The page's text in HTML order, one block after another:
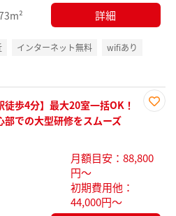
詳細
インターネット無料
wifiあり
録
徒歩4分】最大20室一括OK！
部での大型研修をスムーズ
月額目安：88,800
円～
初期費用他：
44,000円～